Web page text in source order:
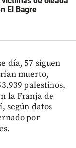
El Bagre
día, 57 siguen
muerto,
palestinos,
la Franja de
según datos
por